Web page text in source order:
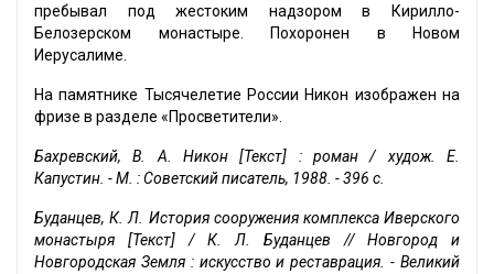
пребывал под жестоким надзором в Кирилло-
Белозерском монастыре. Похоронен в Новом
Иерусалиме.
На памятнике Тысячелетие России Никон изображен на
фризе в разделе «Просветители».
Бахревский, В. А. Никон [Текст] : роман / худож. Е.
Капустин. - М. : Советский писатель, 1988. - 396 с.
Буданцев, К. Л. История сооружения комплекса Иверского
монастыря [Текст] / К. Л. Буданцев // Новгород и
Новгородская Земля : искусство и реставрация. - Великий